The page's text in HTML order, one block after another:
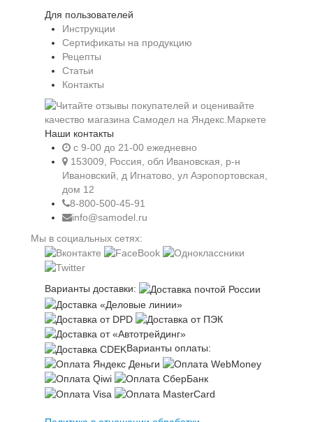
Для пользователей
Инструкции
Сертификаты на продукцию
Рецепты
Статьи
Контакты
Наши контакты
c 9-00 до 21-00 ежедневно
153009, Россия, обл Ивановская, р-н
Ивановский, д Игнатово, ул Аэропортовская,
дом 12
8-800-500-45-91
info@samodel.ru
Мы в социальных сетях:
Варианты доставки:
Варианты оплаты: